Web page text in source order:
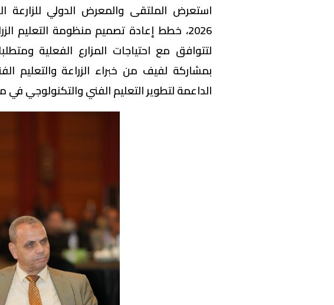
2026، خطط إعادة تصميم منظومة التعليم
لتتوافق مع احتياجات المزارع الفعلية
بمشاركة لفيف من خبراء الزراعة والتعليم
الداعمة لتطوير التعليم الفني والتكنولوجي في